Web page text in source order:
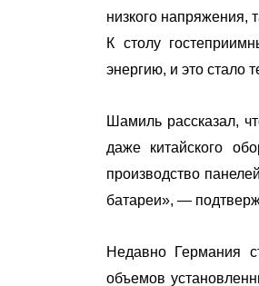
низкого напряжения,
К столу
энергию, и это стало
Шамиль рассказал,
даже китайского
производство
батареи», —
Недавно Германия
объемов